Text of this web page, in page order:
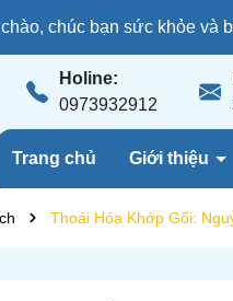
chúc bạn sức khỏe và
Holine:
0973932912
Trang chủ Giới thiệu
Thoái Hóa Khớp Gối: